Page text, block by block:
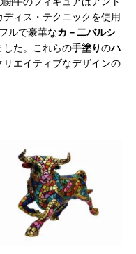
ィス・テクニックを使用
ルで豪華なカ－二バルシ
た。これらの手塗りのハ
エイティブなデザインの